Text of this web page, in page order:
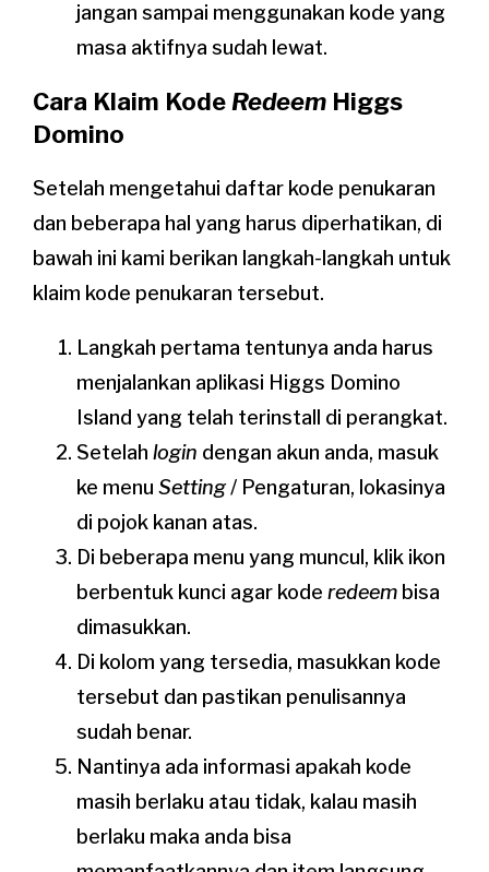
jangan sampai menggunakan kode yang
masa aktifnya sudah lewat.
Cara Klaim KodeRedeem Higgs
Domino
Setelah mengetahui daftar kode penukaran
dan beberapa hal yang harus diperhatikan, di
bawah ini kami berikan langkah-langkah untuk
klaim kode penukaran tersebut.
Langkah pertama tentunya anda harus
menjalankan aplikasi Higgs Domino
Island yang telah terinstall di perangkat.
Setelahlogin dengan akun anda, masuk
ke menuSetting/ Pengaturan, lokasinya
di pojok kanan atas.
Di beberapa menu yang muncul, klik ikon
berbentuk kunci agar koderedeem bisa
dimasukkan.
Di kolom yang tersedia, masukkan kode
tersebut dan pastikan penulisannya
sudah benar.
Nantinya ada informasi apakah kode
masih berlaku atau tidak, kalau masih
berlaku maka anda bisa